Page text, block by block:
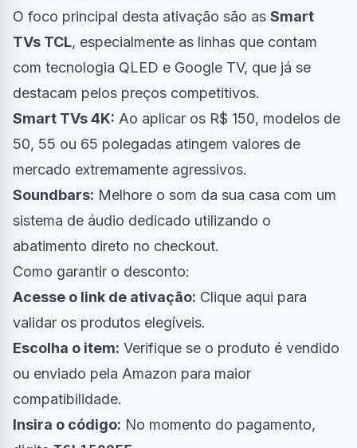
O foco principal desta ativação são as Smart
TVs TCL, especialmente as linhas que contam
com tecnologia QLED e Google TV, que já se
destacam pelos preços competitivos.
Smart TVs 4K: Ao aplicar os R$ 150, modelos de
50, 55 ou 65 polegadas atingem valores de
mercado extremamente agressivos.
Soundbars: Melhore o som da sua casa com um
sistema de áudio dedicado utilizando o
abatimento direto no checkout.
Como garantir o desconto:
Acesse o link de ativação: Clique aqui para
validar os produtos elegíveis.
Escolha o item: Verifique se o produto é vendido
ou enviado pela Amazon para maior
compatibilidade.
Insira o código: No momento do pagamento,